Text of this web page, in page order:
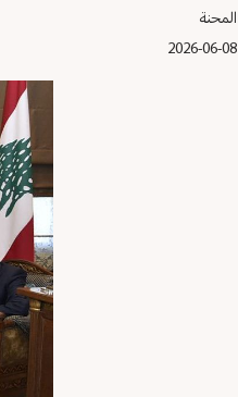
المحنة
2026-06-08